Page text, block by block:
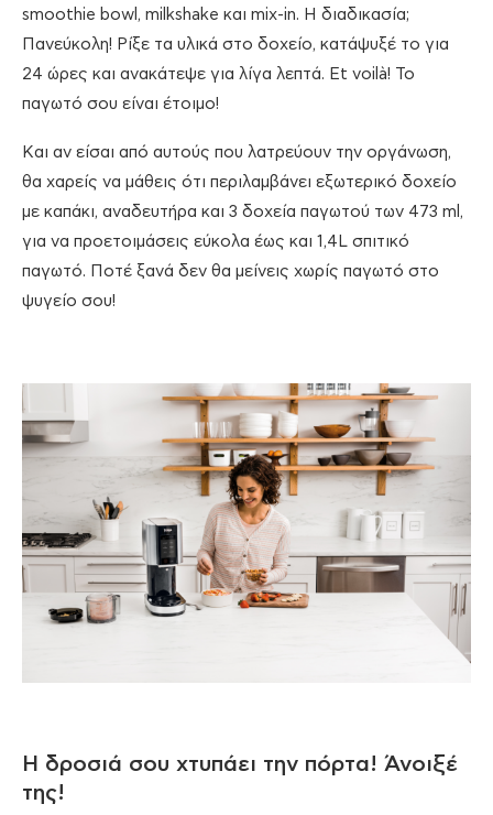
smoothie bowl, milkshake και mix-in. Η διαδικασία;
Πανεύκολη! Ρίξε τα υλικά στο δοχείο, κατάψυξέ το για
24 ώρες και ανακάτεψε για λίγα λεπτά. Et voilà! Το
παγωτό σου είναι έτοιμο!
Και αν είσαι από αυτούς που λατρεύουν την οργάνωση,
θα χαρείς να μάθεις ότι περιλαμβάνει εξωτερικό δοχείο
με καπάκι, αναδευτήρα και 3 δοχεία παγωτού των 473 ml,
για να προετοιμάσεις εύκολα έως και 1,4L σπιτικό
παγωτό. Ποτέ ξανά δεν θα μείνεις χωρίς παγωτό στο
ψυγείο σου!
Η δροσιά σου χτυπάει την πόρτα! Άνοιξέ
της!